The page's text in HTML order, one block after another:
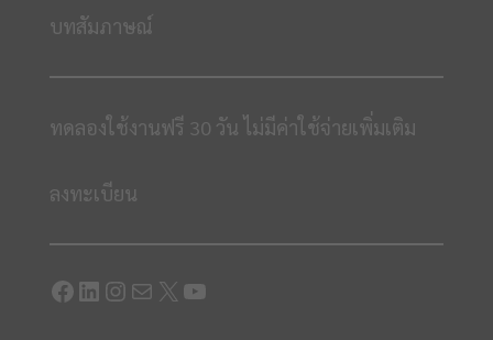
บทสัมภาษณ์
ทดลองใช้งานฟรี 30 วัน ไม่มีค่าใช้จ่ายเพิ่มเติม
ลงทะเบียน
Facebook
LinkedIn
Instagram
Mail
X YouTube